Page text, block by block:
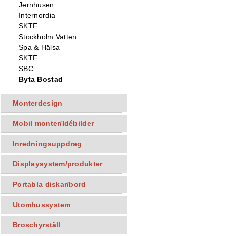
Jernhusen
Internordia
SKTF
Stockholm Vatten
Spa & Hälsa
SKTF
SBC
Byta Bostad
Monterdesign
Mobil monter/Idébilder
Inredningsuppdrag
Displaysystem/produkter
Portabla diskar/bord
Utomhussystem
Broschyrställ